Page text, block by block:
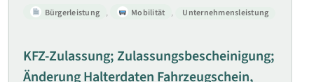
Bürgerleistung , Mobilität , Unternehmensleistung
KFZ-Zulassung; Zulassungsbescheinigung;
Änderung Halterdaten Fahrzeugschein,